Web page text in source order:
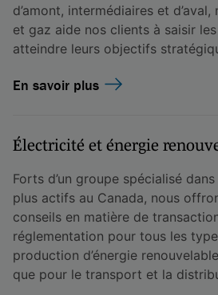
d’amont, intermédiaires et
et gaz aide nos clients à saisir
atteindre leurs objectifs
En savoir plus
Électricité et énergie
Forts d’un groupe spécialisé
plus actifs au Canada, nous
conseils en matière de
réglementation pour tous les
production d’énergie
que pour le transport et la